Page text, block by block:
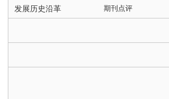
发展历史沿革 期刊点评